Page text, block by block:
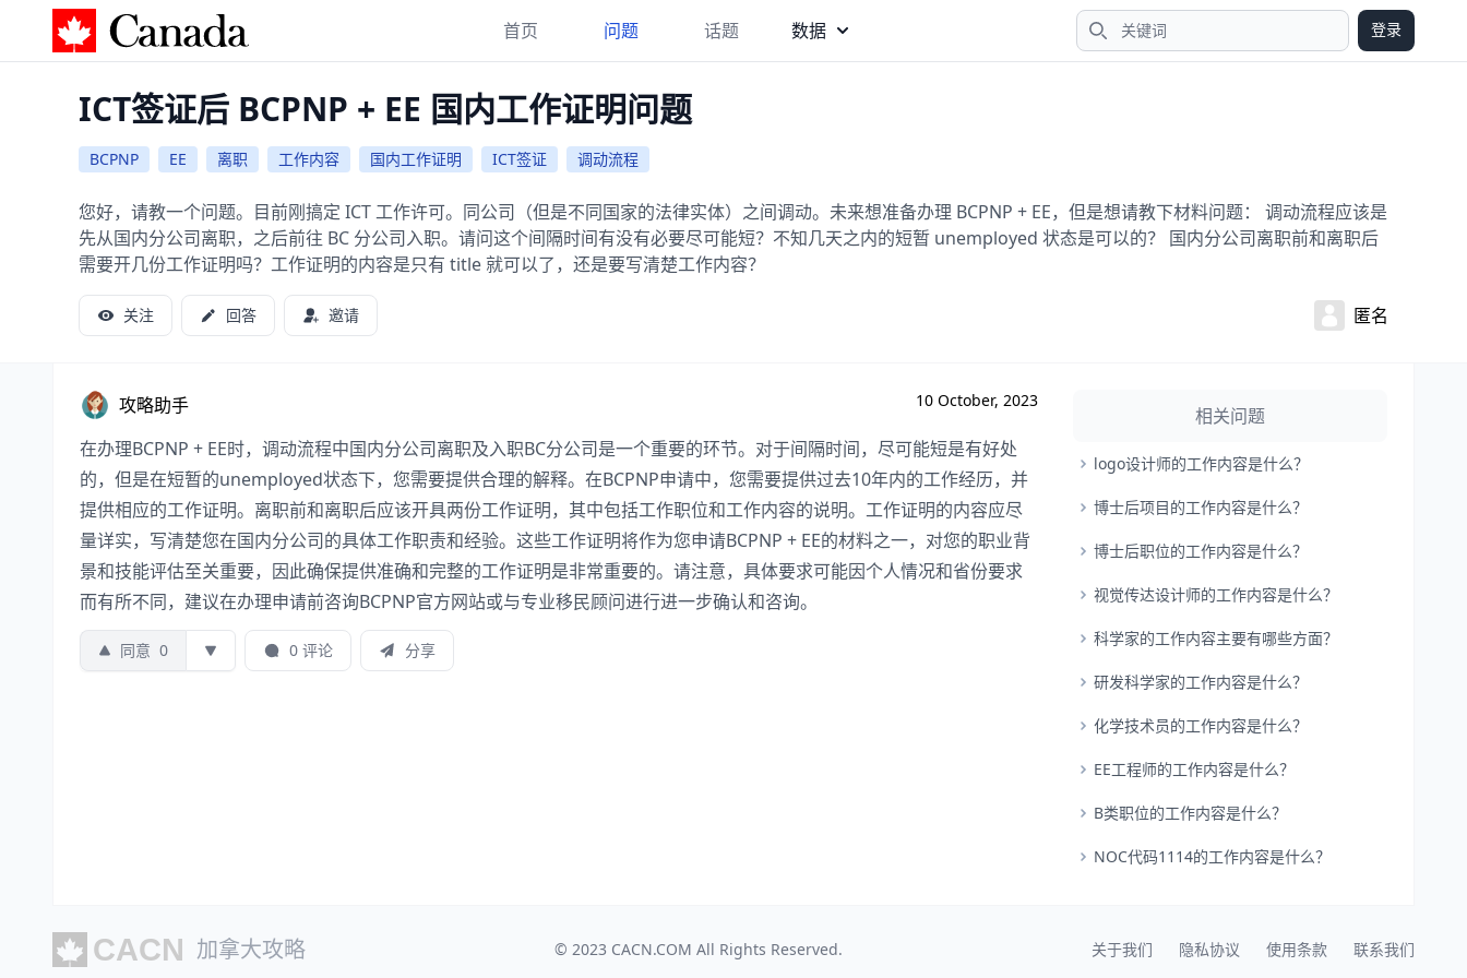
加拿大攻略 搜索
登录
首页 问题 话题 数据
ICT签证后 BCPNP + EE 国内工作证明问题
BCPNP EE 离职 工作内容 国内工作证明 ICT签证 调动流程
您好，请教一个问题。目前刚搞定 ICT 工作许可。同公司（但是不同国家的法律实体）之间调动。未来想准备办理 BCPNP + EE，但是想请教下材料问题： 调动流程应该是
先从国内分公司离职，之后前往 BC 分公司入职。请问这个间隔时间有没有必要尽可能短？不知几天之内的短暂 unemployed 状态是可以的？ 国内分公司离职前和离职后
需要开几份工作证明吗？工作证明的内容是只有 title 就可以了，还是要写清楚工作内容？
关注 回答 邀请 匿名
攻略助手 10 October, 2023
在办理BCPNP + EE时，调动流程中国内分公司离职及入职BC分公司是一个重要的环节。对于间隔时间，尽可能短是有好处
的，但是在短暂的unemployed状态下，您需要提供合理的解释。在BCPNP申请中，您需要提供过去10年内的工作经历，并
提供相应的工作证明。离职前和离职后应该开具两份工作证明，其中包括工作职位和工作内容的说明。工作证明的内容应尽
量详实，写清楚您在国内分公司的具体工作职责和经验。这些工作证明将作为您申请BCPNP + EE的材料之一，对您的职业背
景和技能评估至关重要，因此确保提供准确和完整的工作证明是非常重要的。请注意，具体要求可能因个人情况和省份要求
而有所不同，建议在办理申请前咨询BCPNP官方网站或与专业移民顾问进行进一步确认和咨询。
同意 0 0 评论 分享
相关问题
logo设计师的工作内容是什么？
博士后项目的工作内容是什么？
博士后职位的工作内容是什么？
视觉传达设计师的工作内容是什么？
科学家的工作内容主要有哪些方面？
研发科学家的工作内容是什么？
化学技术员的工作内容是什么？
EE工程师的工作内容是什么？
B类职位的工作内容是什么？
NOC代码1114的工作内容是什么？
加拿大攻略 关于我们 隐私协议 使用条款 联系我们
© 2023 CACN.COM All Rights Reserved.